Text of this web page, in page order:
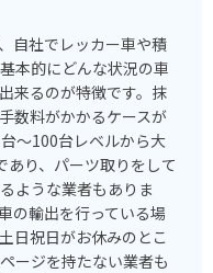
自社でレッカー車や積
本的にどんな状況の車
来るのが特徴です。抹
数料がかかるケースが
～100台レベルから大
り、パーツ取りをして
ような業者もありま
の輸出を行っている場
日祝日がお休みのとこ
ージを持たない業者も